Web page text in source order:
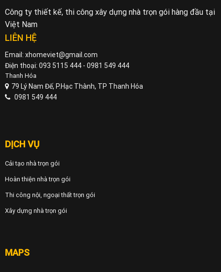
Công ty thiết kế, thi công xây dựng nhà trọn gói hàng đầu tại
Việt Nam
LIÊN HỆ
Email: xhomeviet@gmail.com
Điện thoại: 093 5115 444 - 0981 549 444
Thanh Hóa
79 Lý Nam Đế, P.Hạc Thành, TP Thanh Hóa
0981 549 444
DỊCH VỤ
Cải tạo nhà trọn gói
Hoàn thiện nhà trọn gói
Thi công nội, ngoại thất trọn gói
Xây dựng nhà trọn gói
MAPS